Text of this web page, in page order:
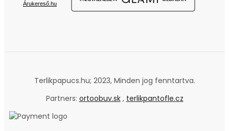
Árukereső.hu
Terlikpapucs.hu; 2023, Minden jog fenntartva.
Partners: ortoobuv.sk, terlikpantofle.cz